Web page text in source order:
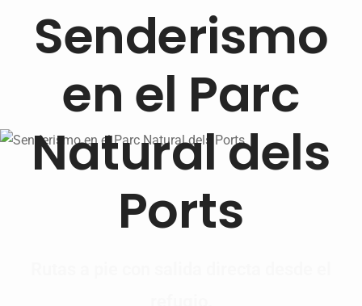
Senderismo
en el Parc
Natural dels
Ports